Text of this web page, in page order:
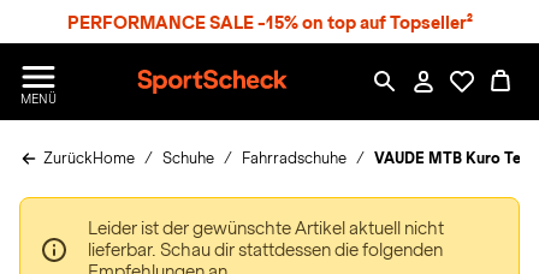
PERFORMANCE SALE -15% on top auf Topseller²
MENÜ
p
r
c
h
ZurückHome Schuhe Fahrradschuhe VAUDE MTB Kuro
Leider ist der gewünschte Artikel aktuell nicht
lieferbar. Schau dir stattdessen die folgenden